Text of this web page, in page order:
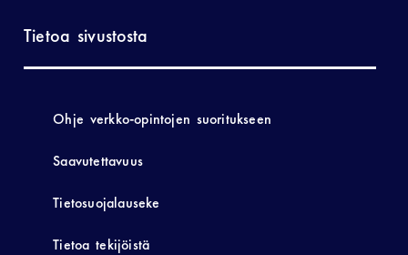
Tietoa sivustosta
Ohje verkko-opintojen suoritukseen
Saavutettavuus
Tietosuojalauseke
Tietoa tekijöistä